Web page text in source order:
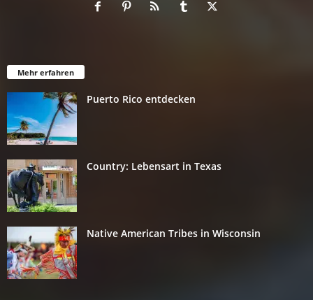
Mehr erfahren
Puerto Rico entdecken
Country: Lebensart in Texas
Native American Tribes in Wisconsin